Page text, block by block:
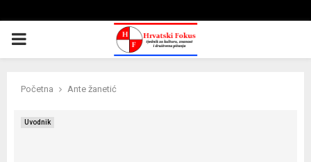
PRIMARY
Početna Ante žanetić
Uvodnik